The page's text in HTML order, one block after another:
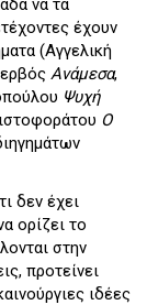
να τα
έχουν
(Αγγελική
Ανάμεσα,
Ψυχή
Ο
δεν έχει
ορίζει το
στην
προτείνει
ιδέες